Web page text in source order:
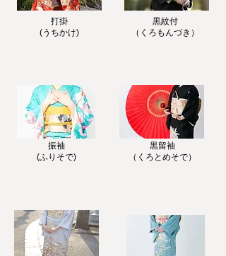
​打掛
(うちかけ)
黒紋付
（くろもんづき）
​振袖
(ふりそで)
黒留袖
​（くろとめそで）